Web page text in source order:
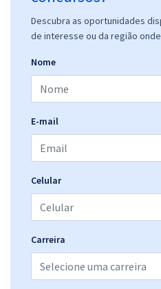
Descubra as oportunidades
de interesse ou da região
Nome
E-mail
Celular
Carreira